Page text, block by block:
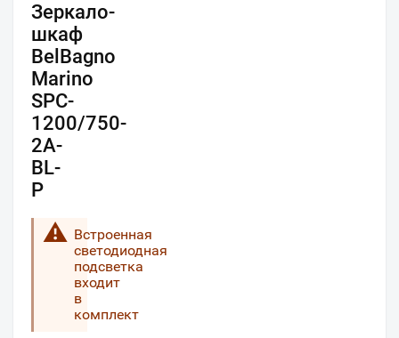
Зеркало-
шкаф
BelBagno
Marino
SPC-
1200/750-
2A-
BL-
P
Встроенная
светодиодная
подсветка
входит
в
комплект